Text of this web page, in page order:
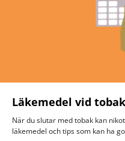
Läkemedel vid
När du slutar med tobak kan
läkemedel och tips som kan ha